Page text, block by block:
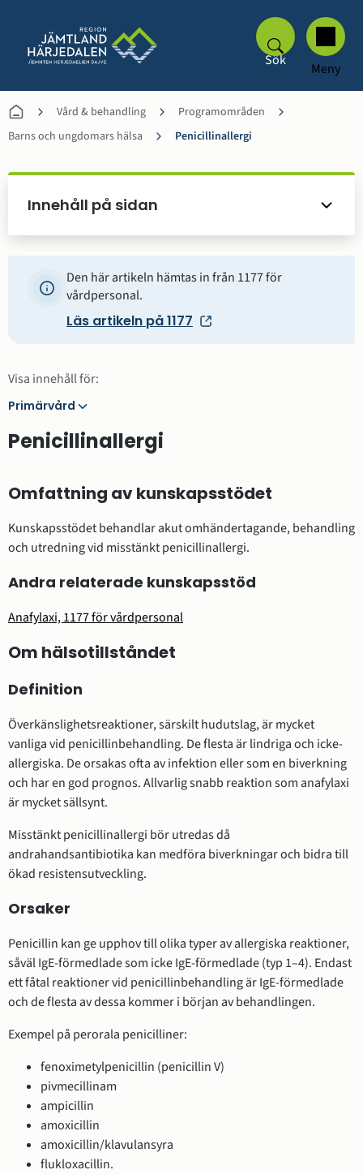
Sök Meny
Vård & behandling
Programområden
Barns och ungdomars hälsa
Penicillinallergi
Innehåll på sidan
Den här artikeln hämtas in från 1177 för
vårdpersonal.
Läs artikeln på 1177
Visa innehåll för:
Primärvård
Primärvård
Penicillinallergi
Omfattning av kunskapsstödet
Kunskapsstödet behandlar akut omhändertagande, behandling
och utredning vid misstänkt penicillinallergi.
Andra relaterade kunskapsstöd
Anafylaxi, 1177 för vårdpersonal
Om hälsotillståndet
Definition
Överkänslighetsreaktioner, särskilt hudutslag, är mycket
vanliga vid penicillinbehandling. De flesta är lindriga och icke-
allergiska. De orsakas ofta av infektion eller som en biverkning
och har en god prognos. Allvarlig snabb reaktion som anafylaxi
är mycket sällsynt.
Misstänkt penicillinallergi bör utredas då
andrahandsantibiotika kan medföra biverkningar och bidra till
ökad resistensutveckling.
Orsaker
Penicillin kan ge upphov till olika typer av allergiska reaktioner,
såväl IgE-förmedlade som icke IgE-förmedlade (typ 1–4). Endast
ett fåtal reaktioner vid penicillinbehandling är IgE-förmedlade
och de flesta av dessa kommer i början av behandlingen.
Exempel på perorala penicilliner:
fenoximetylpenicillin (penicillin V)
pivmecillinam
ampicillin
amoxicillin
amoxicillin/klavulansyra
flukloxacillin.